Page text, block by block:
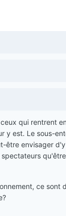
qui rentrent
y est. Le sous-
être envisager
ce sont